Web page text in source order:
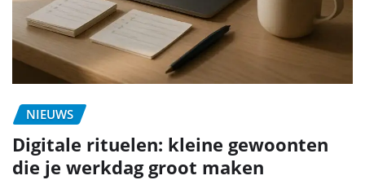
NIEUWS
Digitale rituelen: kleine gewoonten
die je werkdag groot maken